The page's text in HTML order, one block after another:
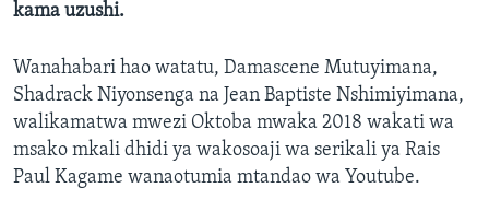
kama uzushi.
Wanahabari hao watatu, Damascene Mutuyimana,
Shadrack Niyonsenga na Jean Baptiste Nshimiyimana,
walikamatwa mwezi Oktoba mwaka 2018 wakati wa
msako mkali dhidi ya wakosoaji wa serikali ya Rais
Paul Kagame wanaotumia mtandao wa Youtube.